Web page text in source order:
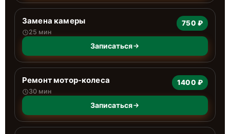
Замена камеры
25 мин
750 ₽
Записаться
Ремонт мотор-колеса
30 мин
1400 ₽
Записаться